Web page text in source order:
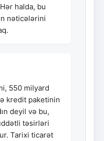
halda, bu
nəticələrini
550 milyard
kredit paketinin
deyil və bu,
təsirləri
Tarixi ticarət